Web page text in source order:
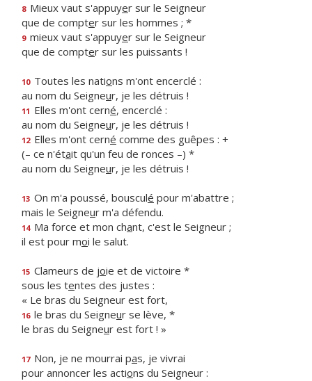
8 Mieux vaut s'appuyer sur le Seigneur
que de compter sur les hommes ; *
9 mieux vaut s'appuyer sur le Seigneur
que de compter sur les puissants !
10 Toutes les nations m'ont encerclé :
au nom du Seigneur, je les détruis !
11 Elles m'ont cerné, encerclé :
au nom du Seigneur, je les détruis !
12 Elles m'ont cerné comme des guêpes : +
(– ce n'était qu'un feu de ronces –) *
au nom du Seigneur, je les détruis !
13 On m'a poussé, bousculé pour m'abattre ;
mais le Seigneur m'a défendu.
14 Ma force et mon chant, c'est le Seigneur ;
il est pour moi le salut.
15 Clameurs de joie et de victoire *
sous les tentes des justes :
« Le bras du Seigneur est fort,
16 le bras du Seigneur se lève, *
le bras du Seigneur est fort ! »
17 Non, je ne mourrai pas, je vivrai
pour annoncer les actions du Seigneur :